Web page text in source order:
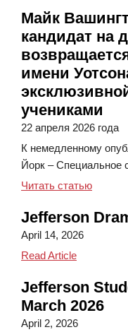
Майк
кандидат на
имени
учениками
22 апреля 2026 года
К немедленному
Йорк – Специальное
Читать статьюМайк
Jefferson
April 14, 2026
Read ArticleJefferson
Jefferson
March 2026
April 2, 2026